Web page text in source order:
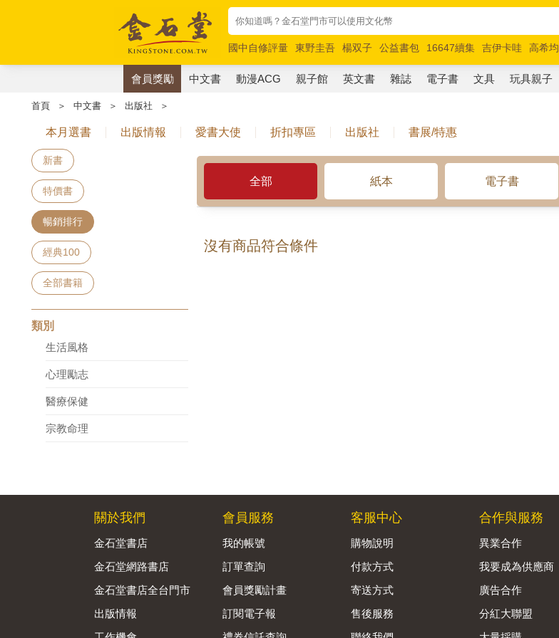
國中自修評量 東野圭吾 楊双子 公益書包 16647續集 吉伊卡哇 高希均
唯紅花綻放
奧德賽 路邊攤新作 馬斯克 玩具總動員5 超慢跑
會員獎勵 中文書 動漫ACG 親子館 英文書 雜誌 電子書 文具 玩具親子
首頁 ＞ 中文書 ＞ 出版社 ＞
本月選書 出版情報 愛書大使 折扣專區 出版社 書展/特惠
新書
特價書
暢銷排行
經典100
全部書籍
類別
生活風格
心理勵志
醫療保健
宗教命理
全部 紙本 電子書
沒有商品符合條件
關於我們
金石堂書店
金石堂網路書店
金石堂書店全台門市
出版情報
會員服務
我的帳號
訂單查詢
會員獎勵計畫
訂閱電子報
客服中心
購物說明
付款方式
寄送方式
售後服務
合作與服務
異業合作
我要成為供應商
廣告合作
分紅大聯盟